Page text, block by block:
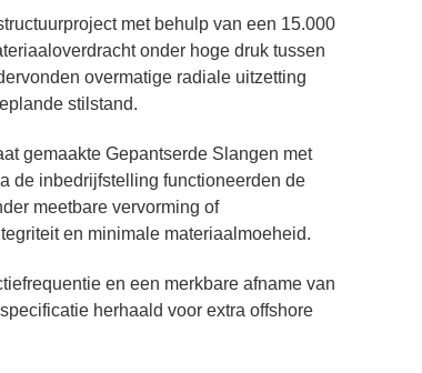
met behulp van een 15.000
onder hoge druk tussen
overmatige radiale uitzetting
stilstand.
gemaakte Gepantserde Slangen met
de inbedrijfstelling functioneerden de
meetbare vervorming of
en minimale materiaalmoeheid.
en een merkbare afname van
herhaald voor extra offshore